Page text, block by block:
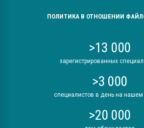
ПОЛИТИКА В ОТНОШЕНИИ
>13 000
зарегистрированных
>3 000
специалистов в день на
>20 000